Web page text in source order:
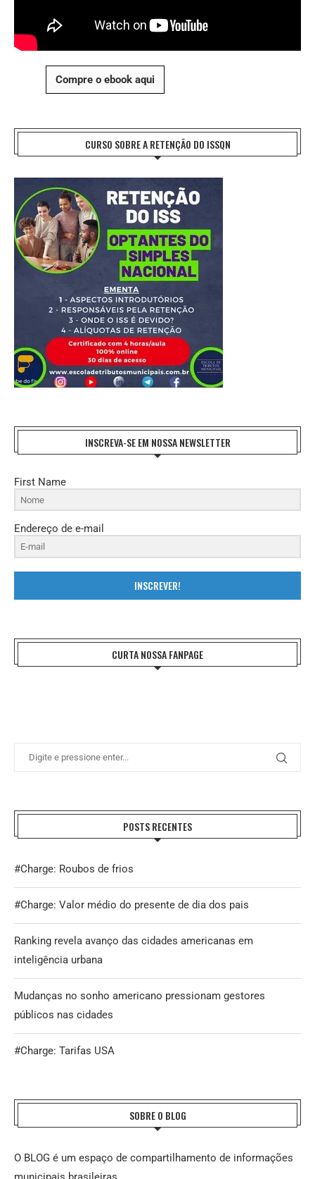
Compre o ebook aqui
CURSO SOBRE A RETENÇÃO DO ISSQN
INSCREVA-SE EM NOSSA NEWSLETTER
First Name
Endereço de e-mail
INSCREVER!
CURTA NOSSA FANPAGE
POSTS RECENTES
#Charge: Roubos de frios
#Charge: Valor médio do presente de dia dos pais
Ranking revela avanço das cidades americanas em
inteligência urbana
Mudanças no sonho americano pressionam gestores
públicos nas cidades
#Charge: Tarifas USA
SOBRE O BLOG
O BLOG é um espaço de compartilhamento de informações